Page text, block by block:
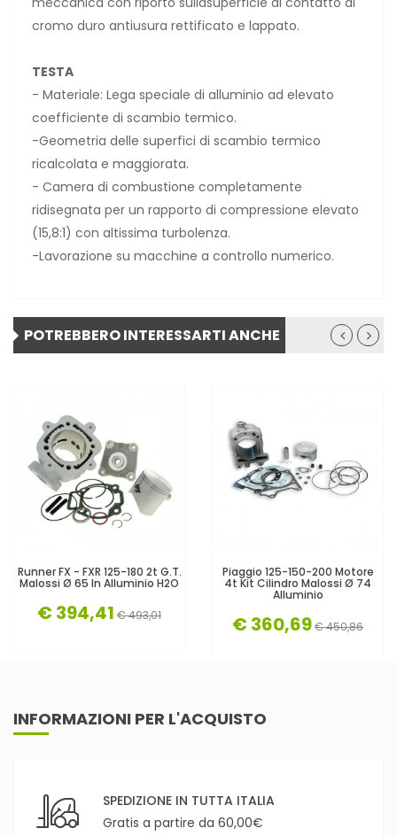
cromo duro antiusura rettificato e lappato.
TESTA
- Materiale: Lega speciale di alluminio ad elevato
coefficiente di scambio termico.
-Geometria delle superfici di scambio termico
ricalcolata e maggiorata.
- Camera di combustione completamente
ridisegnata per un rapporto di compressione elevato
(15,8:1) con altissima turbolenza.
-Lavorazione su macchine a controllo numerico.
POTREBBERO INTERESSARTI ANCHE
Runner FX - FXR 125-180 2t G.T.
Malossi Ø 65 In Alluminio H2O
€ 394,41 € 493,01
Piaggio 125-150-200 Motore
4t Kit Cilindro Malossi Ø 74
Alluminio
€ 360,69€ 450,86
INFORMAZIONI PER L'ACQUISTO
SPEDIZIONE IN TUTTA ITALIA
Gratis a partire da 60,00€